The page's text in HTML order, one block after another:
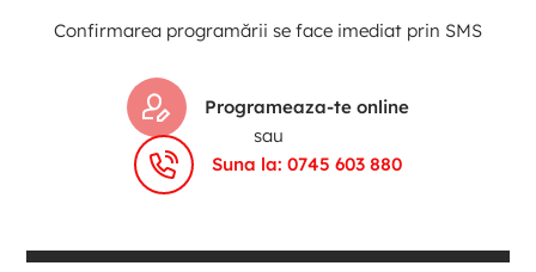
Confirmarea programării se face imediat prin SMS
Programeaza-te online
sau
Suna la: 0745 603 880